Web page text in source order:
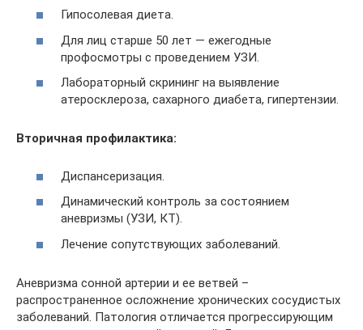
Гипосолевая диета.
Для лиц старше 50 лет — ежегодные
профосмотры с проведением УЗИ.
Лабораторный скрининг на выявление
атеросклероза, сахарного диабета, гипертензии.
Вторичная профилактика:
Диспансеризация.
Динамический контроль за состоянием
аневризмы (УЗИ, КТ).
Лечение сопутствующих заболеваний.
Аневризма сонной артерии и ее ветвей –
распространенное осложнение хронических сосудистых
заболеваний. Патология отличается прогрессирующим